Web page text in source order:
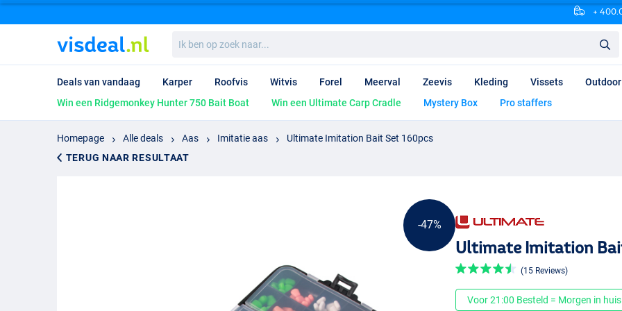
+
ben
op
naar...
Deals van vandaag Karper Roofvis Witvis Forel Meerval Zeevis Kleding Vissets Outdoor
Win een Ridgemonkey Hunter 750 Bait Boat
Win een Ultimate Carp Cradle Mystery Box Pro staffers
Homepage Alle deals Aas Imitatie aas
Ultimate Imitation Bait Set 160pcs
TERUG NAAR RESULTAAT
-47%
Ultimate Imitation
(15 Reviews)
Voor 21:00 Besteld = Morgen in